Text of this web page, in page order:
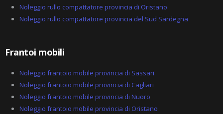
Noleggio rullo compattatore provincia di Oristano
Noleggio rullo compattatore provincia del Sud Sardegna
Frantoi mobili
Noleggio frantoio mobile provincia di Sassari
Noleggio frantoio mobile provincia di Cagliari
Noleggio frantoio mobile provincia di Nuoro
Noleggio frantoio mobile provincia di Oristano